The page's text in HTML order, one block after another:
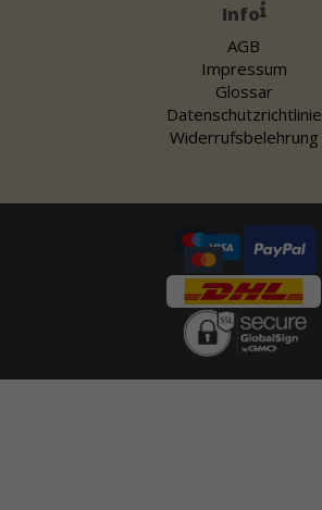
Info
AGB
Impressum
Glossar
Datenschutzrichtlinie
Widerrufsbelehrung